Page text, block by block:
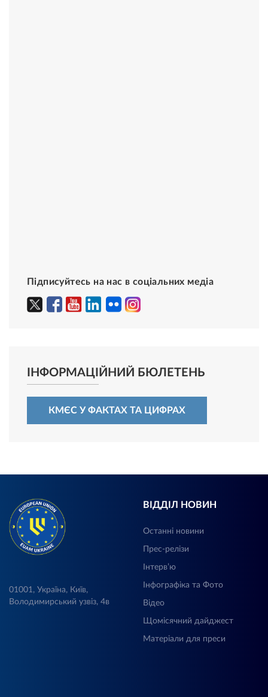
Підписуйтесь на нас в соціальних медіа
ІНФОРМАЦІЙНИЙ БЮЛЕТЕНЬ
КМЄС У ФАКТАХ ТА ЦИФРАХ
01001, Україна, Київ,
Володимирський узвіз, 4в
ВІДДІЛ НОВИН
Останні новини
Прес-релізи
Інтерв’ю
Інфографіка та Фото
Відео
Щомісячний дайджест
Матеріали для преси